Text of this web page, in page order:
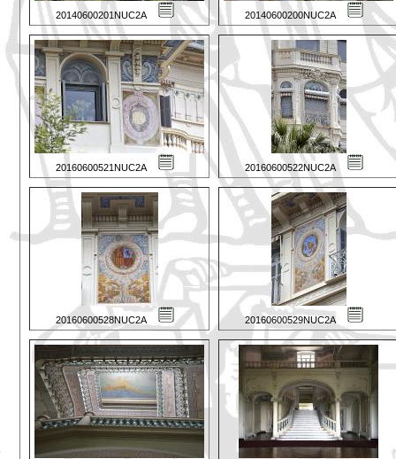
20140600201NUC2A 20140600200NUC2A
20160600521NUC2A 20160600522NUC2A
20160600528NUC2A 20160600529NUC2A